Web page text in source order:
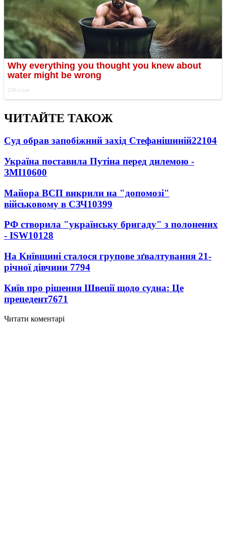
ЧИТАЙТЕ ТАКОЖ
Суд обрав запобіжний захід Стефанішиній22104
Україна поставила Путіна перед дилемою -
ЗМІ10600
Майора ВСП викрили на "допомозі"
військовому в СЗЧ10399
РФ створила "українську бригаду" з полонених
- ISW10128
На Київщині сталося групове зґвалтування 21-
річної дівчини 7794
Київ про рішення Швеції щодо судна: Це
прецедент7671
Читати коментарі